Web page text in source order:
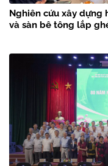
Nghiên cứu xây dựng
và sàn bê tông lắp